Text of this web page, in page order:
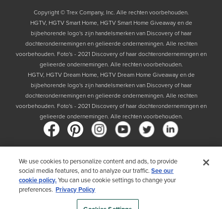
Copyright © Trex Company, Inc. Alle rechten voorbehouden.
HGTV, HGTV Smart Home, HGTV Smart Home Giveaway en de
bijbehorende logo's zijn handelsmerken van Discovery of haar
dochterondernemingen en gelieerde ondernemingen. Alle rechten
voorbehouden. Foto's - 2021 Discovery of haar dochterondernemingen en
gelieerde ondernemingen. Alle rechten voorbehouden.
HGTV, HGTV Dream Home, HGTV Dream Home Giveaway en de
bijbehorende logo's zijn handelsmerken van Discovery of haar
dochterondernemingen en gelieerde ondernemingen. Alle rechten
voorbehouden. Foto's - 2021 Discovery of haar dochterondernemingen en
gelieerde ondernemingen. Alle rechten voorbehouden.
Land
Door uw land te kiezen, bevestigt u dat u het Privacybeleid van Trex hebt
We use cookies to personalize content and ads, to provide
social media features, and to analyze our traffic.See our
cookie policy.You can use cookie settings to change your
preferences. Privacy Policy